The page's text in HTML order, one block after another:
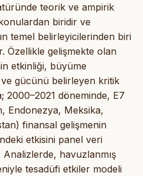
teorik ve ampirik
biridir ve
temel belirleyicilerinden biri
Özellikle gelişmekte olan
etkinliği, büyüme
gücünü belirleyen kritik
2000–2021 döneminde, E7
Endonezya, Meksika,
finansal gelişmenin
etkisini panel veri
havuzlanmış
tesadüfi etkiler modeli